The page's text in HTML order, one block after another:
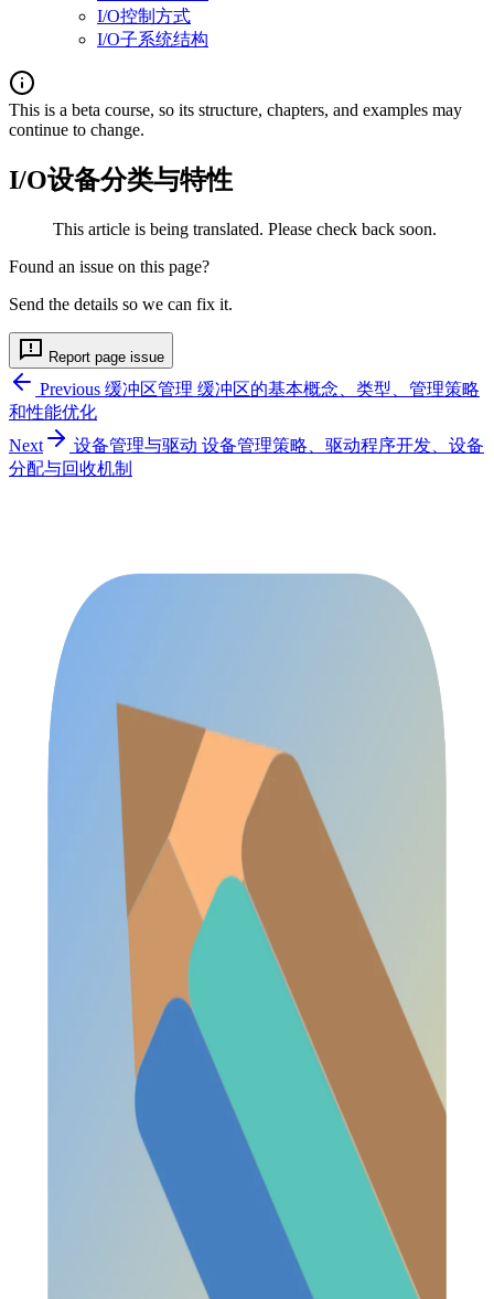
I/O控制方式
I/O子系统结构
This is a beta course, so its structure, chapters, and examples may
continue to change.
I/O设备分类与特性
This article is being translated. Please check back soon.
Found an issue on this page?
Send the details so we can fix it.
Report page issue
Previous 缓冲区管理 缓冲区的基本概念、类型、管理策略
和性能优化
Next
设备管理与驱动 设备管理策略、驱动程序开发、设备
分配与回收机制